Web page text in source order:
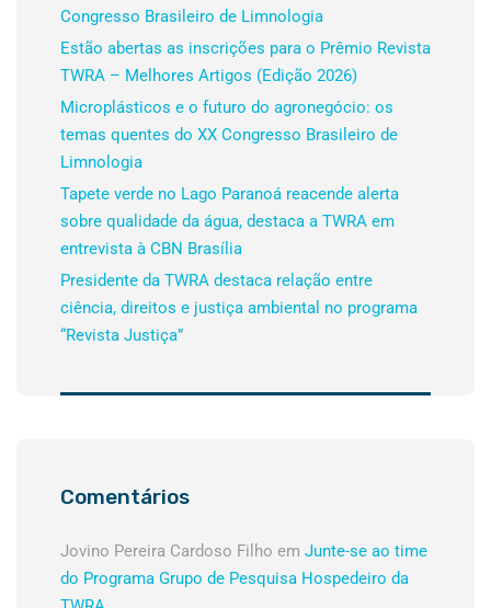
Congresso Brasileiro de Limnologia
Estão abertas as inscrições para o Prêmio Revista
TWRA – Melhores Artigos (Edição 2026)
Microplásticos e o futuro do agronegócio: os
temas quentes do XX Congresso Brasileiro de
Limnologia
Tapete verde no Lago Paranoá reacende alerta
sobre qualidade da água, destaca a TWRA em
entrevista à CBN Brasília
Presidente da TWRA destaca relação entre
ciência, direitos e justiça ambiental no programa
“Revista Justiça”
Comentários
Jovino Pereira Cardoso Filho em Junte-se ao time
do Programa Grupo de Pesquisa Hospedeiro da